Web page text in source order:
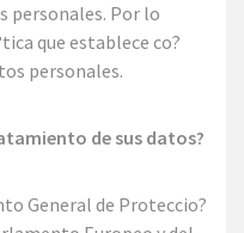
personales. Por lo
que establece co?
personales.
de sus datos?
General de Proteccio?